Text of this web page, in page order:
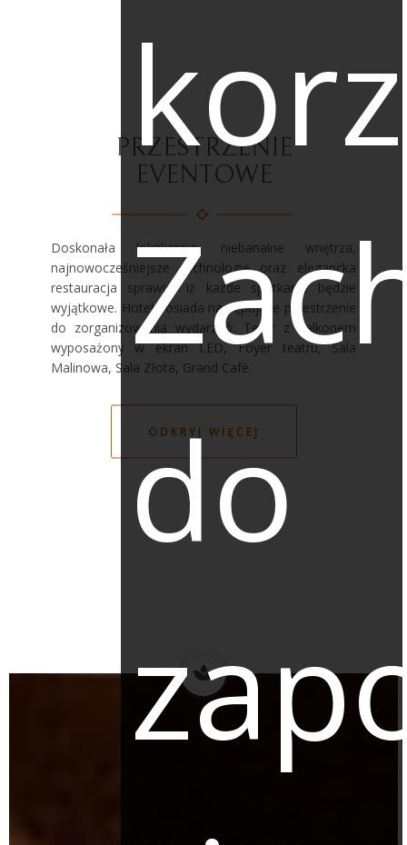
PRZESTRZENIE
EVENTOWE
Doskonała lokalizacja, niebanalne wnętrza,
najnowocześniejsze technologie oraz elegancka
restauracja sprawię, iż każde spotkanie będzie
wyjątkowe. Hotel posiada następujące przestrzenie
do zorganizowania wydarzeń: Teatr z balkonem
wyposażony w ekran LED, Foyer teatru, Sala
Malinowa, Sala Złota, Grand Cafè.
ODKRYJ WIĘCEJ
do